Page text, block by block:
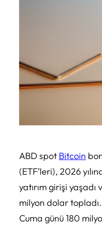
ABD spot Bitcoin
(ETF’leri), 2026
yatırım girişi yaşadı
milyon dolar
Cuma günü 180